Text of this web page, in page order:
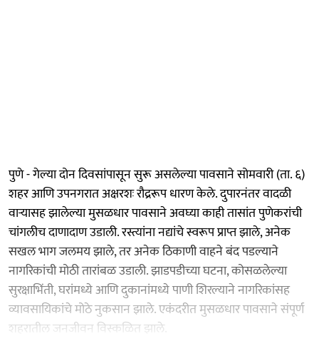
पुणे - गेल्या दोन दिवसांपासून सुरू असलेल्या पावसाने सोमवारी (ता. ६)
शहर आणि उपनगरात अक्षरशः रौद्ररूप धारण केले. दुपारनंतर वादळी
वाऱ्यासह झालेल्या मुसळधार पावसाने अवघ्या काही तासांत पुणेकरांची
चांगलीच दाणादाण उडाली. रस्त्यांना नद्यांचे स्वरूप प्राप्त झाले, अनेक
सखल भाग जलमय झाले, तर अनेक ठिकाणी वाहने बंद पडल्याने
नागरिकांची मोठी तारांबळ उडाली. झाडपडीच्या घटना, कोसळलेल्या
सुरक्षाभिंती, घरांमध्ये आणि दुकानांमध्ये पाणी शिरल्याने नागरिकांसह
व्यावसायिकांचे मोठे नुकसान झाले. एकंदरीत मुसळधार पावसाने संपूर्ण
शहरातील जनजीवन विस्कळित झाले.